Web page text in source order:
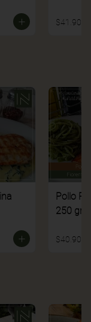
$41.900
Pollo
250 gr
$40.900